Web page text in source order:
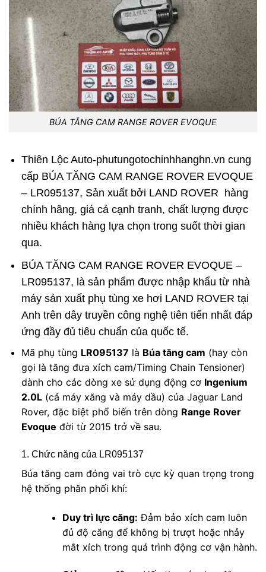
BÚA TĂNG CAM RANGE ROVER EVOQUE
Thiên Lộc Auto-phutungotochinhhanghn.vn cung
cấpBÚA TĂNG CAM RANGE ROVER EVOQUE
– LR095137, Sản xuất bởi LAND ROVER hàng
chính hãng, giá cả cạnh tranh, chất lượng được
nhiều khách hàng lựa chọn trong suốt thời gian
qua.
BÚA TĂNG CAM RANGE ROVER EVOQUE –
LR095137, là sản phẩm được nhập khẩu từ nhà
máy sản xuất phụ tùng xe hơi LAND ROVER tại
Anh trên dây truyền công nghệ tiên tiến nhất đáp
ứng đầy đủ tiêu chuẩn của quốc tế.
Mã phụ tùng LR095137 là Búa tăng cam (hay còn
gọi là tăng đưa xích cam/Timing Chain Tensioner)
dành cho các dòng xe sử dụng động cơ Ingenium
2.0L(cả máy xăng và máy dầu) của Jaguar Land
Rover, đặc biệt phổ biến trên dòng Range Rover
Evoque đời từ 2015 trở về sau.
1. Chức năng của LR095137
Búa tăng cam đóng vai trò cực kỳ quan trọng trong
hệ thống phân phối khí:
Duy trì lực căng: Đảm bảo xích cam luôn
đủ độ căng để không bị trượt hoặc nhảy
mắt xích trong quá trình động cơ vận hành.